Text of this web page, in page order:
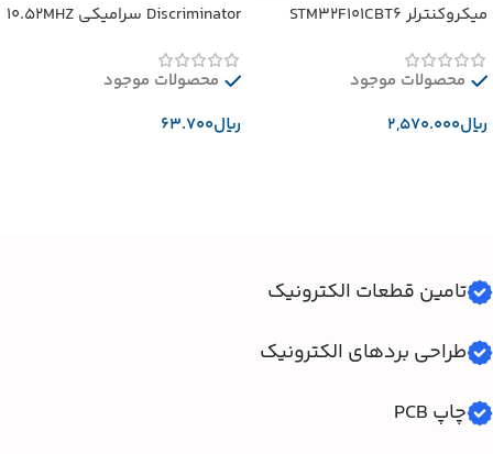
میکروکنترلر STM32F101CBT6
محصولات موجود
﷼
Discriminator سرامیکی 10.52MHZ
محصولات موجود
﷼
تامین قطعات الکترونیک
طراحی بردهای الکترونیک
چاپ PCB